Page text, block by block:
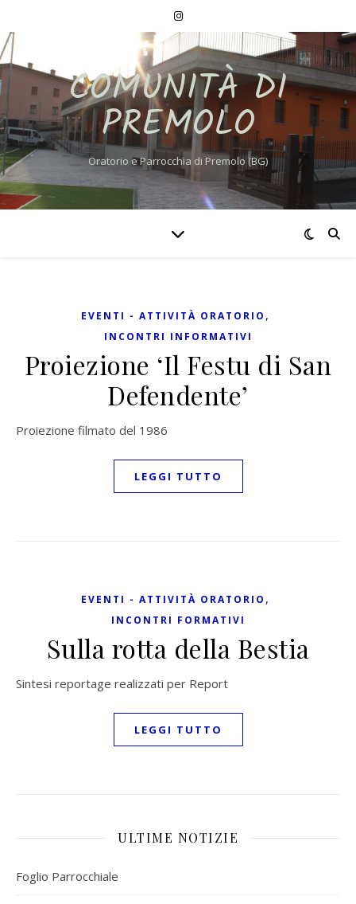
COMUNITÀ DI
PREMOLO
Oratorio e Parrocchia di Premolo (BG)
EVENTI - ATTIVITÀ ORATORIO ,
INCONTRI INFORMATIVI
Proiezione ‘Il Festu di San
Defendente’
Proiezione filmato del 1986
LEGGI TUTTO
EVENTI - ATTIVITÀ ORATORIO ,
INCONTRI FORMATIVI
Sulla rotta della Bestia
Sintesi reportage realizzati per Report
LEGGI TUTTO
ULTIME NOTIZIE
Foglio Parrocchiale